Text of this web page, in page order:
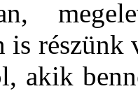
is
akik